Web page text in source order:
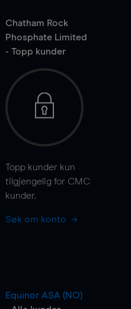
Chatham Rock
Phosphate Limited
- Topp kunder
Topp kunder kun
tilgjengelig for CMC
kunder.
Søk om konto
Equinor ASA (NO)